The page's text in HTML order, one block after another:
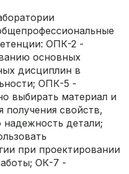
ОПК-2 -
основных
дисциплин в
ОПК-5 -
выбирать материал и
получения свойств,
детали;
при проектировании
ОК-7 -